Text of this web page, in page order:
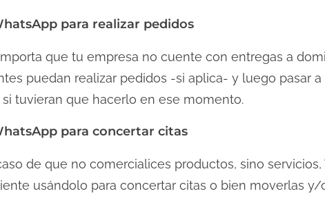
para realizar pedidos
que tu empresa no cuente con entregas a
puedan realizar pedidos -si aplica- y luego pasar
tuvieran que hacerlo en ese momento.
para concertar citas
de que no comercialices productos, sino
usándolo para concertar citas o bien moverlas